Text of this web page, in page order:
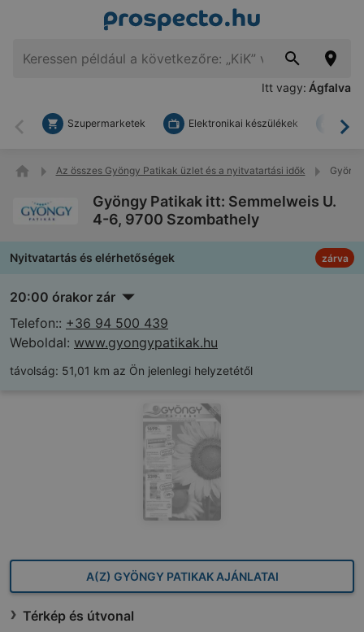
Itt vagy: Ágfalva
Vissza
Szupermarketek Elektronikai készülékek
Az összes Gyöngy Patikak üzlet és a nyitvatartási idők
Gyöngy Patikak itt: Semmelweis U.
4-6, 9700 Szombathely
Nyitvatartás és elérhetőségek zárva
20:00 órakor zár
Telefon:: +36 94 500 439
Weboldal: www.gyongypatikak.hu
távolság: 51,01 km az Ön jelenlegi helyzetétől
A(Z) GYÖNGY PATIKAK AJÁNLATAI
Térkép és útvonal